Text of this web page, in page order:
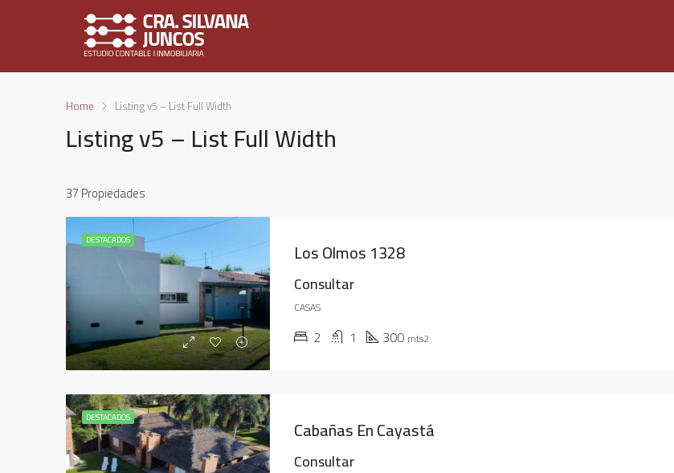
Home Listing v5 – List Full Width
Listing v5 – List Full Width
37 Propiedades
DESTACADOS Los Olmos 1328
Consultar
CASAS
2 1 300 mts2
DESTACADOS Cabañas En Cayastá
Consultar